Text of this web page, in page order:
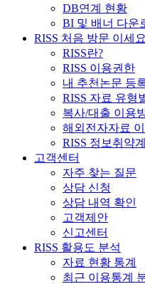
DB연계 현황
BI 및 배너 다운
RISS 처음 방문 이세
RISS란?
RISS 이용권한
내 추천논문 등
RISS 자료 유형
복사/대출 이용
해외전자자료
RISS 정보취약
고객센터
자주 찾는 질문
상담 신청
상담 내역 확인
고객제안
신고센터
RISS 활용도 분석
자료 현황 통계
최근 이용통계